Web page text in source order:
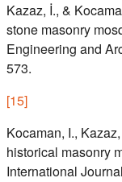
Kazaz, İ., &
stone masonry
Engineering and
573.
[15]
Kocaman, I.,
historical masonry
International